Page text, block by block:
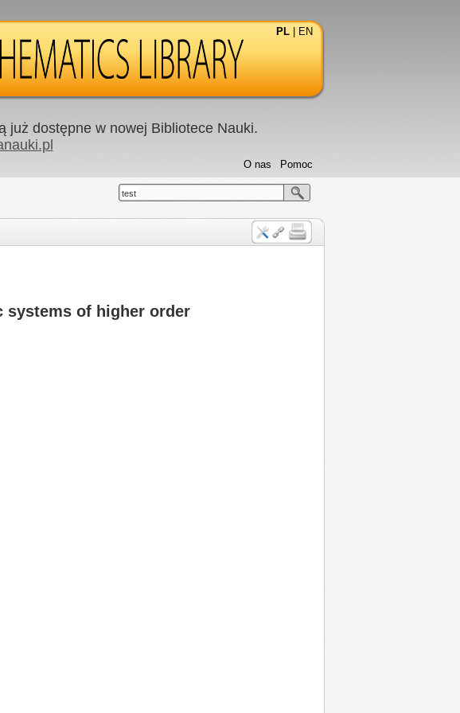
PL EN
już dostępne w nowej Bibliotece Nauki.
Pomoc
O nas
test
systems of higher order